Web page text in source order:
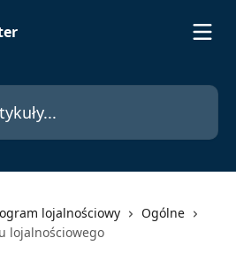
lojalnościowy
Ogólne
lojalnościowego